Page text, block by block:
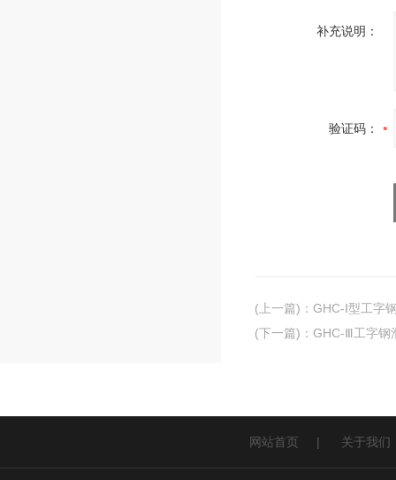
补充说明：
验证码：
(上一篇) ： GHC-Ⅰ型工字
(下一篇) ： GHC-Ⅲ工字钢
网站首页 | 关于我们